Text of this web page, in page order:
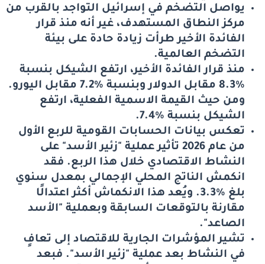
يواصل التضخم في إسرائيل التواجد بالقرب من
مركز النطاق المستهدف، غير أنه منذ قرار
الفائدة الأخير طرأت زيادة حادة على بيئة
التضخم العالمية.
منذ قرار الفائدة الأخير، ارتفع الشيكل بنسبة
%8.3 مقابل الدولار وبنسبة %7.2 مقابل اليورو.
ومن حيث القيمة الاسمية الفعلية، ارتفع
الشيكل بنسبة %7.4.
تعكس بيانات الحسابات القومية للربع الأول
من عام 2026 تأثير عملية "زئير الأسد" على
النشاط الاقتصادي خلال هذا الربع. فقد
انكمش الناتج المحلي الإجمالي بمعدل سنوي
بلغ %3.3. ويُعد هذا الانكماش أكثر اعتدالًا
مقارنة بالتوقعات السابقة وبعملية "الأسد
الصاعد".
تشير المؤشرات الجارية للاقتصاد إلى تعافٍ
في النشاط بعد عملية "زئير الأسد". فبعد